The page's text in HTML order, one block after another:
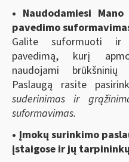
• Naudodamiesi
pavedimo
Galite suformuoti ir
pavedimą, kurį
naudojami
Paslaugą rasite
suderinimas ir
suformavimas.
• Įmokų surinkimo
įstaigose ir jų